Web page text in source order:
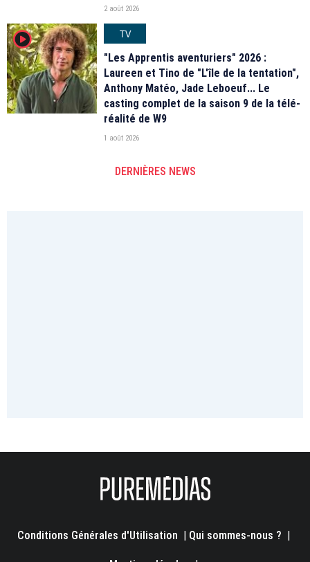
2 août 2026
player2
TV
"Les Apprentis aventuriers" 2026 :
Laureen et Tino de "L'île de la tentation",
Anthony Matéo, Jade Leboeuf... Le
casting complet de la saison 9 de la télé-
réalité de W9
1 août 2026
DERNIÈRES NEWS
Conditions Générales d'Utilisation Qui sommes-nous ?